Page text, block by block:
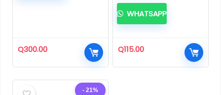
Q300.00 Q115.00
WHATSAPP
- 21%